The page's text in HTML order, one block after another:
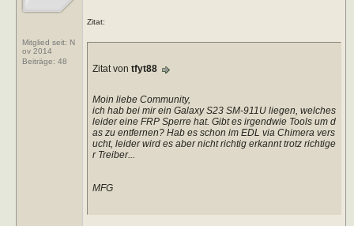
Mitglied seit: N
ov 2014
Beiträge: 48
Zitat:
Zitat von tfyt88
Moin liebe Community,
ich hab bei mir ein Galaxy S23 SM-911U liegen, welches
leider eine FRP Sperre hat. Gibt es irgendwie Tools um d
as zu entfernen? Hab es schon im EDL via Chimera vers
ucht, leider wird es aber nicht richtig erkannt trotz richtige
r Treiber...
MFG